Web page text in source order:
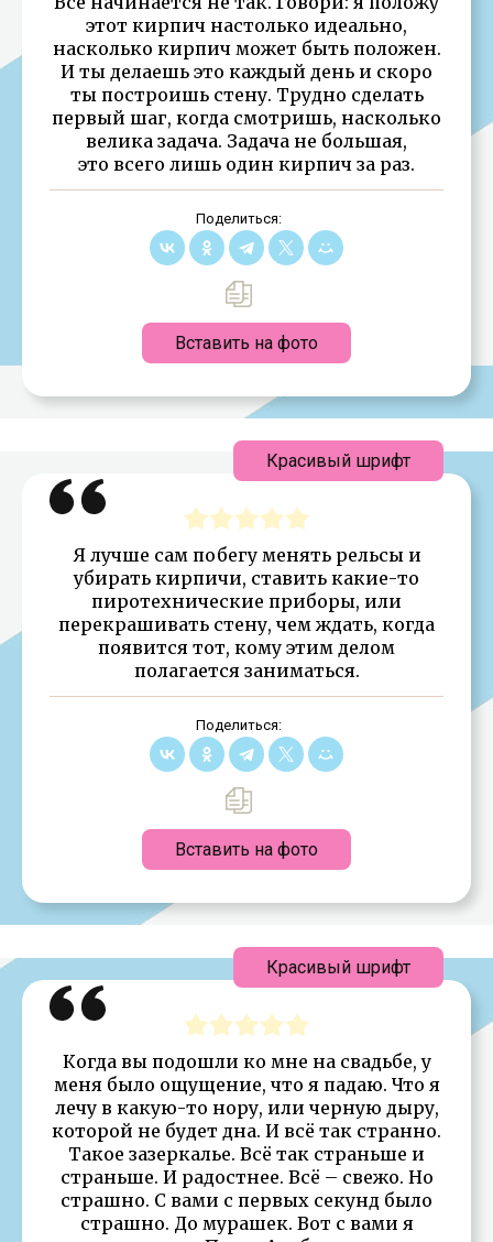
этот кирпич настолько идеально,
насколько кирпич может быть положен.
И ты делаешь это каждый день и скоро
ты построишь стену. Трудно сделать
первый шаг, когда смотришь, насколько
велика задача. Задача не большая,
это всего лишь один кирпич за раз.
Поделиться:
Вставить на фото
Я лучше сам побегу менять рельсы и
убирать кирпичи, ставить какие-то
пиротехнические приборы, или
перекрашивать стену, чем ждать, когда
появится тот, кому этим делом
полагается заниматься.
Поделиться:
Вставить на фото
Красивый шрифт
Когда вы подошли ко мне на свадьбе, у
меня было ощущение, что я падаю. Что я
лечу в какую-то нору, или черную дыру,
которой не будет дна. И всё так странно.
Такое зазеркалье. Всё так страньше и
страньше. И радостнее. Всё – свежо. Но
страшно. С вами с первых секунд было
страшно. До мурашек. Вот с вами я
Красивый шрифт